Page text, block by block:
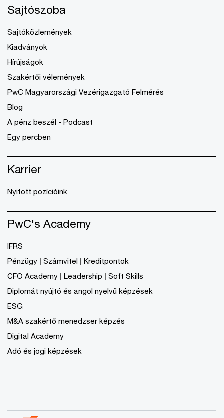
Sajtószoba
Sajtóközlemények
Kiadványok
Hírújságok
Szakértői vélemények
PwC Magyarországi Vezérigazgató Felmérés
Blog
A pénz beszél - Podcast
Egy percben
Karrier
Nyitott pozícióink
PwC's Academy
IFRS
Pénzügy | Számvitel | Kreditpontok
CFO Academy | Leadership | Soft Skills
Diplomát nyújtó és angol nyelvű képzések
ESG
M&A szakértő menedzser képzés
Digital Academy
Adó és jogi képzések